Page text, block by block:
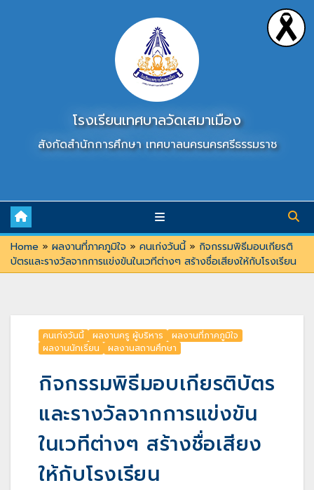
โรงเรียนเทศบาลวัดเสมาเมือง
สังกัดสำนักการศึกษา เทศบาลนครนครศรีธรรมราช
Home » ผลงานที่ภาคภูมิใจ » คนเก่งวันนี้» กิจกรรมพิธีมอบเกียรติ
บัตรและรางวัลจากการแข่งขันในเวทีต่างๆ สร้างชื่อเสียงให้กับโรงเรียน
คนเก่งวันนี้ ผลงานครู ผู้บริหาร
ผลงานที่ภาคภูมิใจ
ผลงานนักเรียน
ผลงานสถานศึกษา
กิจกรรมพิธีมอบเกียรติบัตร
และรางวัลจากการแข่งขัน
ในเวทีต่างๆ สร้างชื่อเสียง
ให้กับโรงเรียน